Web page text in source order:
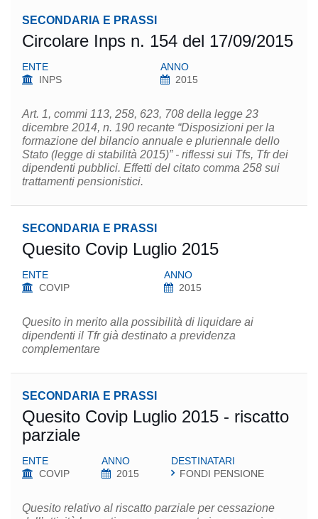
SECONDARIA E PRASSI
Circolare Inps n. 154 del 17/09/2015
ENTE
INPS
ANNO
2015
Art. 1, commi 113, 258, 623, 708 della legge 23
dicembre 2014, n. 190 recante “Disposizioni per la
formazione del bilancio annuale e pluriennale dello
Stato (legge di stabilità 2015)” - riflessi sui Tfs, Tfr dei
dipendenti pubblici. Effetti del citato comma 258 sui
trattamenti pensionistici.
SECONDARIA E PRASSI
Quesito Covip Luglio 2015
ENTE
COVIP
ANNO
2015
Quesito in merito alla possibilità di liquidare ai
dipendenti il T​fr​ già destinato a previdenza
complementare
SECONDARIA E PRASSI
Quesito Covip Luglio 2015 - riscatto
parziale
ENTE
COVIP
ANNO
2015
DESTINATARI
FONDI PENSIONE
Quesito relativo al riscatto parziale per cessazione